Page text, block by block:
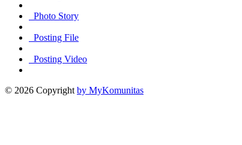
Photo Story
Posting File
Posting Video
© 2026 Copyright by MyKomunitas